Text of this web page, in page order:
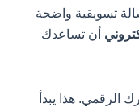
تسويقية واضحة
أن تساعدك
هذا يبدأ